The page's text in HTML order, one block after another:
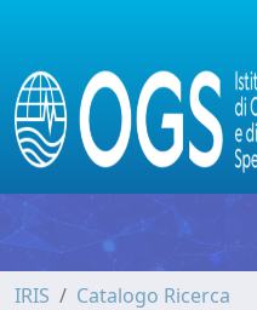
IRIS
Catalogo Ricerca